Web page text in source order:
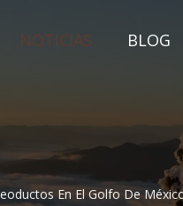
NOTICIAS BLOG
En El Golfo De